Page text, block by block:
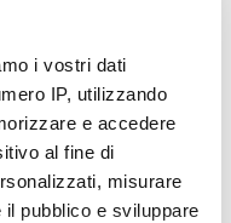
i vostri dati
IP, utilizzando
e accedere
al fine di
misurare
pubblico e sviluppare
Armaturen